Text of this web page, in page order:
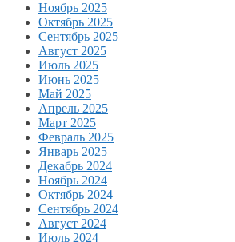
Ноябрь 2025
Октябрь 2025
Сентябрь 2025
Август 2025
Июль 2025
Июнь 2025
Май 2025
Апрель 2025
Март 2025
Февраль 2025
Январь 2025
Декабрь 2024
Ноябрь 2024
Октябрь 2024
Сентябрь 2024
Август 2024
Июль 2024